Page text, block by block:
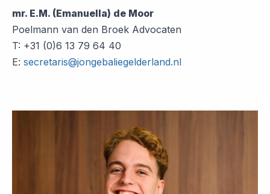
mr. E.M. (Emanuella) de Moor
Poelmann van den Broek Advocaten
T: +31 (0)6 13 79 64 40
E: secretaris@jongebaliegelderland.nl